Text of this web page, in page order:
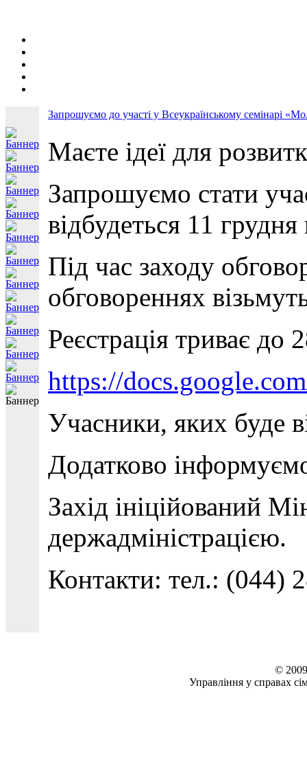
Запрошуємо до участі у Всеукраїнському семінарі
Маєте ідеї для
Запрошуємо стати
відбудеться 11 грудня
Під час заходу
обговореннях
Реєстрація триває до
https://
Учасники, яких буде
Додатково
Захід ініційований
держадміністрацією.
Контакти: тел.: (044)
©
Управління у справах